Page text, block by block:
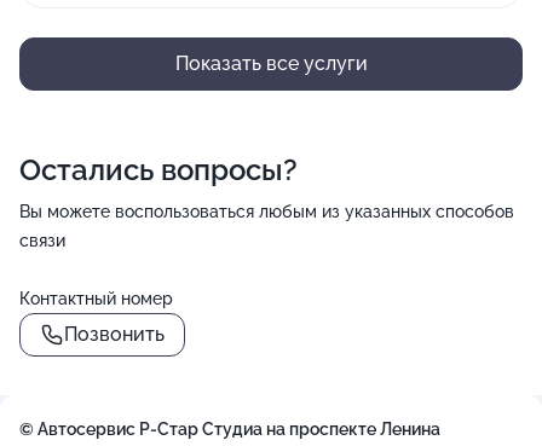
Показать все услуги
Остались вопросы?
Вы можете воспользоваться любым из указанных способов
связи
Контактный номер
Позвонить
© Автосервис Р-Стар Студиа на проспекте Ленина